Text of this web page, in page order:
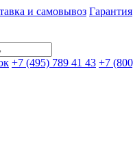
и самовывоз Гарантия
+7 (495) 789 41 43 +7